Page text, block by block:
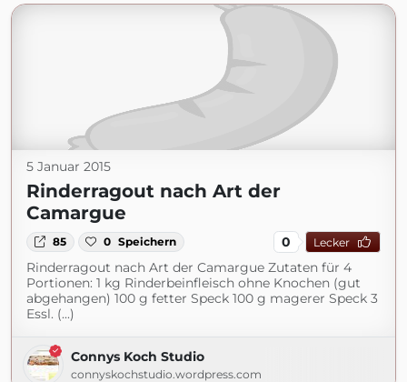
5 Januar 2015
Rinderragout nach Art der
Camargue
85 0 Speichern 0 Lecker
Rinderragout nach Art der Camargue Zutaten für 4
Portionen: 1 kg Rinderbeinfleisch ohne Knochen (gut
abgehangen) 100 g fetter Speck 100 g magerer Speck 3
Essl. (...)
Connys Koch Studio
connyskochstudio.wordpress.com